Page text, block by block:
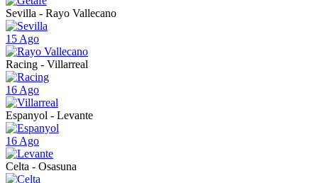
Sevilla - Rayo Vallecano
15 Ago
Racing - Villarreal
16 Ago
Espanyol - Levante
16 Ago
Celta - Osasuna